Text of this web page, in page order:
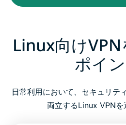
Linux向け
ポイ
日常利用において、セキュリテ
両立するLinux VPNを